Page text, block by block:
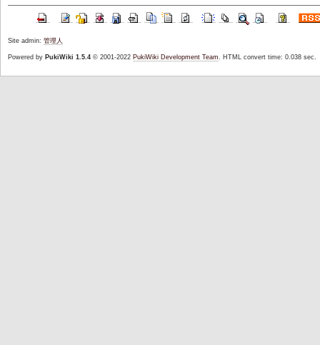
Site admin: 管理人
Powered by PukiWiki 1.5.4© 2001-2022 PukiWiki Development Team . HTML convert time: 0.038 sec.